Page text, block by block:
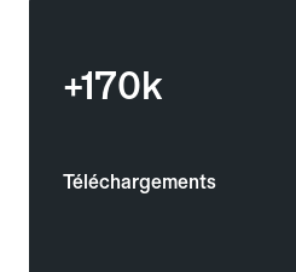
+170k
Téléchargements